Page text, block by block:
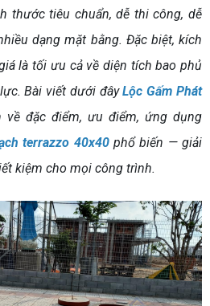
thước tiêu chuẩn, dễ thi công, dễ
dạng mặt bằng. Đặc biệt, kích
là tối ưu cả về diện tích bao phủ
Bài viết dưới đâyLộc Gấm Phát
đặc điểm, ưu điểm, ứng dụng
terrazzo 40x40phổ biến — giải
kiệm cho mọi công trình.